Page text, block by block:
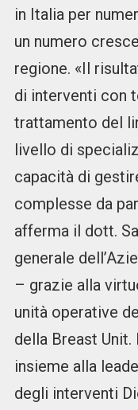
in Italia per
un numero
regione. «Il
di interventi con
trattamento del
livello di
capacità di
complesse da
afferma il dott.
generale
– grazie alla
unità operative
della Breast Unit.
insieme alla
degli interventi